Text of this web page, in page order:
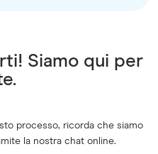
Siamo qui per
processo, ricorda che siamo
la nostra chat online.